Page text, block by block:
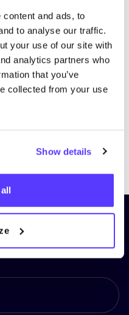
and ads, to
to analyse our traffic.
your use of our site with
analytics partners who
that you’ve
collected from your use
Show detailsPreviousNext
Newsletter
Laufenden!